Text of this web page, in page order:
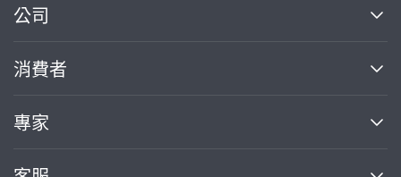
公司
關於我們
部落格
加入我們
消費者
買服務
專家
案件中心
繼續完成